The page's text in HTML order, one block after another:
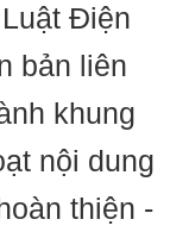
Điện
bản liên
khung
nội dung
thiện -